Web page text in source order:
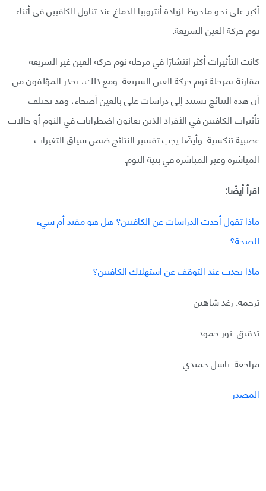
أكبر على نحو ملحوظ لزيادة أنتروبيا الدماغ عند تناول الكافيين في أثناء
نوم حركة العين السريعة.
كانت التأثيرات أكثر انتشارًا في مرحلة نوم حركة العين غير السريعة
مقارنة بمرحلة نوم حركة العين السريعة. ومع ذلك، يحذر المؤلفون من
أن هذه النتائج تستند إلى دراسات على بالغين أصحاء، وقد تختلف
تأثيرات الكافيين في الأفراد الذين يعانون اضطرابات في النوم أو حالات
عصبية تنكسية. وأيضًا يجب تفسير النتائج ضمن سياق التغيرات
المباشرة وغير المباشرة في بنية النوم.
اقرأ أيضًا:
ماذا تقول أحدث الدراسات عن الكافيين؟ هل هو مفيد أم سيء
للصحة؟
ماذا يحدث عند التوقف عن استهلاك الكافيين؟
ترجمة: رغد شاهين
تدقيق: نور حمود
مراجعة: باسل حميدي
المصدر